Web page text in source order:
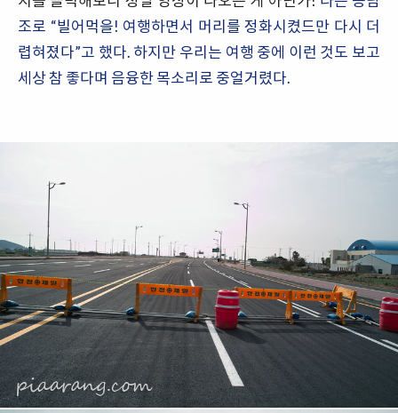
조로 “빌어먹을! 여행하면서 머리를 정화시켰드만 다시 더
렵혀졌다”고 했다. 하지만 우리는 여행 중에 이런 것도 보고
세상 참 좋다며 음융한 목소리로 중얼거렸다.